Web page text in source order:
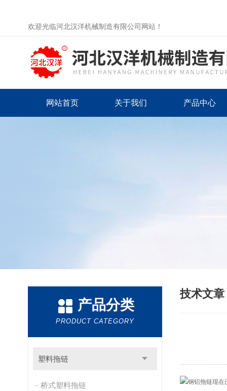
欢迎光临河北汉洋机械制造有限公司网站！
网站首页 关于我们 产品中心
产品分类
PRODUCT CATEGORY
塑料拖链
桥式塑料拖链
技术文章
钢铝拖链现在